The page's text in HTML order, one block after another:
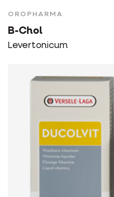
OROPHARMA
B-Chol
Levertonicum